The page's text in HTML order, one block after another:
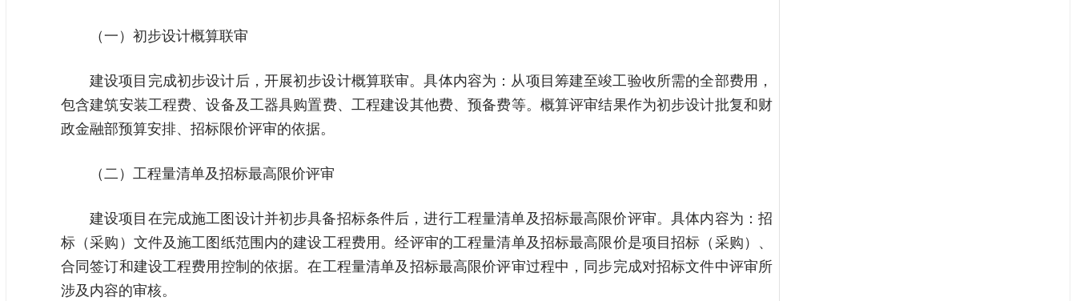
（一）初步设计概算联审
建设项目完成初步设计后，开展初步设计概算联审。具体内容为：从项目筹建至竣工验收所需的全部费用，
包含建筑安装工程费、设备及工器具购置费、工程建设其他费、预备费等。概算评审结果作为初步设计批复和财
政金融部预算安排、招标限价评审的依据。
（二）工程量清单及招标最高限价评审
建设项目在完成施工图设计并初步具备招标条件后，进行工程量清单及招标最高限价评审。具体内容为：招
标（采购）文件及施工图纸范围内的建设工程费用。经评审的工程量清单及招标最高限价是项目招标（采购）、
合同签订和建设工程费用控制的依据。在工程量清单及招标最高限价评审过程中，同步完成对招标文件中评审所
涉及内容的审核。